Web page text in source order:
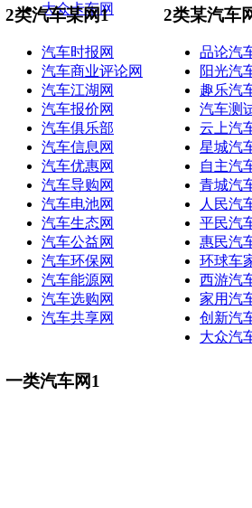
大众卡车网
2类汽车某网1
汽车时报网
汽车商业评论网
汽车江湖网
汽车报价网
汽车俱乐部
汽车信息网
汽车优惠网
汽车导购网
汽车电池网
汽车生态网
汽车公益网
汽车环保网
汽车能源网
汽车选购网
汽车共享网
2类某汽车
品论汽
阳光汽
趣乐汽
汽车测
云上汽
星城汽
自主汽
青城汽
人民汽
平民汽
惠民汽
环球车
西游汽
家用汽
创新汽
大众汽
一类汽车网1